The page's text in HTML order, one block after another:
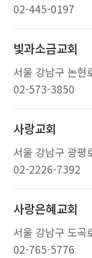
02-445-0197
빛과소금교회
서울 강남구 논
02-573-3850
사랑교회
서울 강남구 광
02-2226-7392
사랑은혜교회
서울 강남구 도곡
02-765-5776